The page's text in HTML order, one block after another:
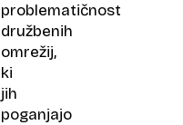
problematičnost
družbenih
omrežij,
ki
jih
poganjajo